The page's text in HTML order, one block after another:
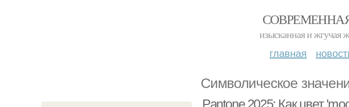
изысканная и жгучая
главная
Символическое
Pantone 2025: Как цвет